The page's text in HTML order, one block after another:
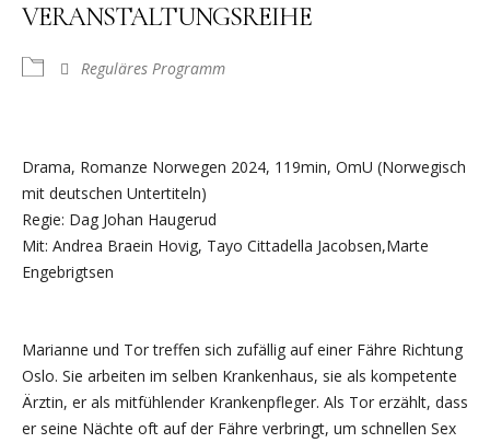
VERANSTALTUNGSREIHE
Reguläres Programm
Drama, Romanze Norwegen 2024, 119min, OmU (Norwegisch
mit deutschen Untertiteln)
Regie: Dag Johan Haugerud
Mit: Andrea Braein Hovig, Tayo Cittadella Jacobsen,Marte
Engebrigtsen
Marianne und Tor treffen sich zufällig auf einer Fähre Richtung
Oslo. Sie arbeiten im selben Krankenhaus, sie als kompetente
Ärztin, er als mitfühlender Krankenpfleger. Als Tor erzählt, dass
er seine Nächte oft auf der Fähre verbringt, um schnellen Sex